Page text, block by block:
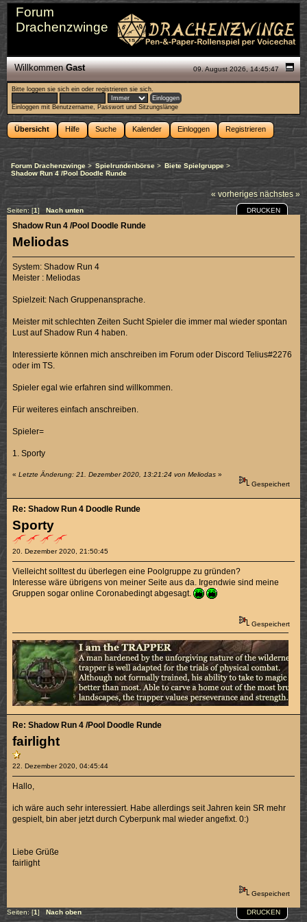
Forum
Drachenzwinge
09. August 2026, 14:45:47
WillkommenGast
Bitte loggen sie sich ein oderregistrieren sie sich.
Einloggen mit Benutzername, Passwort und Sitzungslänge
Übersicht Hilfe Suche Kalender Einloggen Registrieren
Forum Drachenzwinge > Spielrundenbörse> Biete Spielgruppe>
Shadow Run 4 /Pool Doodle Runde
« vorheriges nächstes »
Seiten: [1] Nach unten DRUCKEN
Meliodas
Shadow Run 4 /Pool Doodle Runde
System: Shadow Run 4
Meister : Meliodas
Spielzeit: Nach Gruppenansprache.
Meister mit schlechten Zeiten Sucht Spieler die immer mal wieder spontan
Lust auf Shadow Run 4 haben.
Interessierte können mich anschreiben im Forum oder Discord Telius#2276
oder im TS.
Spieler egal wie erfahren sind willkommen.
Für weiteres einfach anschreiben.
Spieler=
1. Sporty
«Letzte Änderung: 21. Dezember 2020, 13:21:24 von Meliodas »
Gespeichert
Sporty
20. Dezember 2020, 21:50:45
Re: Shadow Run 4 Doodle Runde
Vielleicht solltest du überlegen eine Poolgruppe zu gründen?
Interesse wäre übrigens von meiner Seite aus da. Irgendwie sind meine
Gruppen sogar online Coronabedingt abgesagt.
Gespeichert
fairlight
22. Dezember 2020, 04:45:44
Re: Shadow Run 4 /Pool Doodle Runde
Hallo,
ich wäre auch sehr interessiert. Habe allerdings seit Jahren kein SR mehr
gespielt, bin aber jetzt durch Cyberpunk mal wieder angefixt. 0:)
Liebe Grüße
fairlight
Gespeichert
DRUCKEN
Seiten: [1] Nach oben